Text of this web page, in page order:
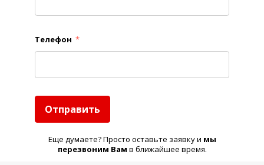
Телефон *
Отправить
Еще думаете? Просто оставьте заявку и мы
перезвоним Вам в ближайшее время.